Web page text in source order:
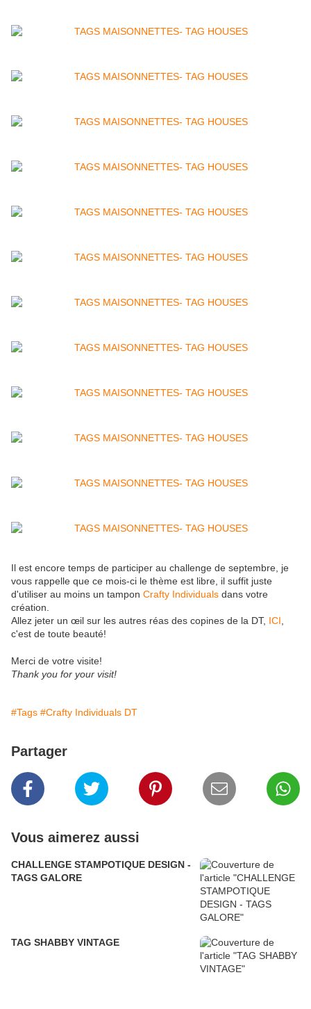
Il est encore temps de participer au challenge de septembre, je
vous rappelle que ce mois-ci le thème est libre, il suffit juste
d'utiliser au moins un tampon Crafty Individuals dans votre
création.
Allez jeter un œil sur les autres réas des copines de la DT, ICI
c'est de toute beauté!
Merci de votre visite!
Thank you for your visit!
#Tags #Crafty Individuals DT
Partager
Vous aimerez aussi
CHALLENGE STAMPOTIQUE DESIGN -
TAGS GALORE
TAG SHABBY VINTAGE